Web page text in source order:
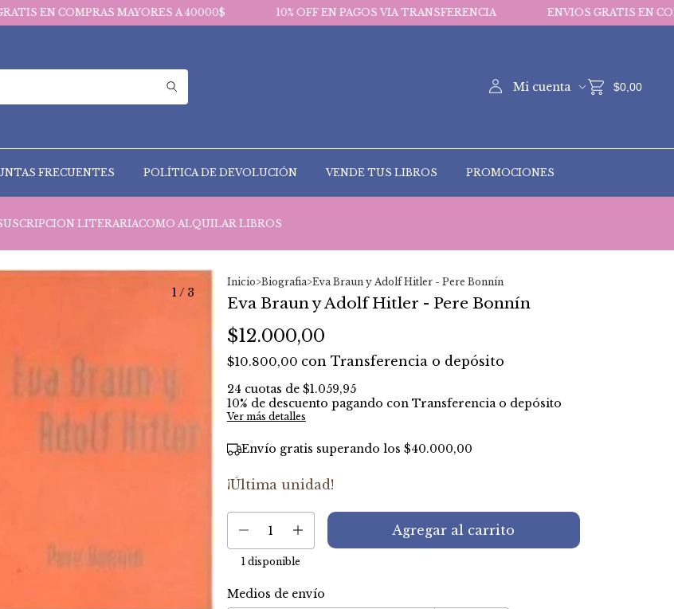
MAYORES A 40000$ 10% OFF EN PAGOS VIA TRANSFERENCIA ENVIOS GRATIS EN COMPRAS
Mi cuenta $0,00
FRECUENTES POLÍTICA DE DEVOLUCIÓN VENDE TUS LIBROS PROMOCIONES
LITERARIACOMO ALQUILAR LIBROS
1 / 3
Inicio>Biografia>Eva Braun y Adolf Hitler - Pere Bonnín
Eva Braun y Adolf Hitler - Pere Bonnín
$12.000,00
$10.800,00 con Transferencia o depósito
24 cuotas de $1.059,95
10% de descuento pagando con Transferencia o depósito
Ver más detalles
Envío gratis superando los$40.000,00
¡Última unidad!
1 disponible
Entregas para el CP:
Medios de envío